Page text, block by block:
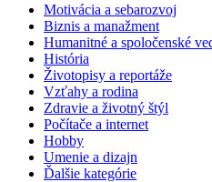
Motivácia a sebarozvoj
Biznis a manažment
Humanitné a spoločenské
História
Životopisy a reportáže
Vzťahy a rodina
Zdravie a životný štýl
Počítače a internet
Hobby
Umenie a dizajn
Ďalšie kategórie